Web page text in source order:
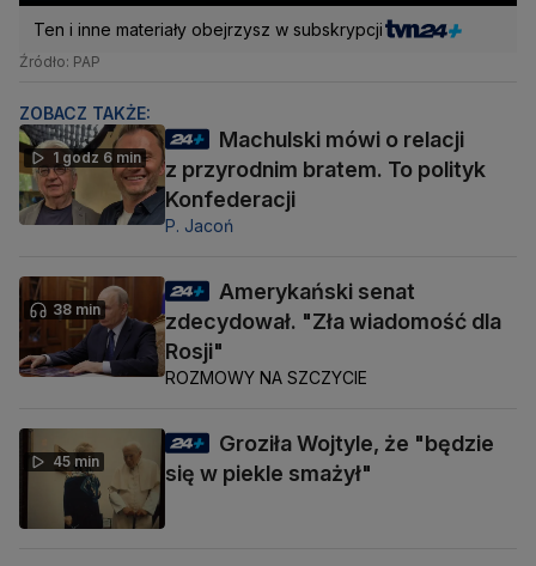
Ten i inne materiały obejrzysz w subskrypcji
Źródło: PAP
ZOBACZ TAKŻE:
1 godz 6 min
Machulski mówi o relacji
z przyrodnim bratem. To polityk
Konfederacji
P. Jacoń
38 min
Amerykański senat
zdecydował. "Zła wiadomość dla
Rosji"
ROZMOWY NA SZCZYCIE
45 min
Groziła Wojtyle, że "będzie
się w piekle smażył"